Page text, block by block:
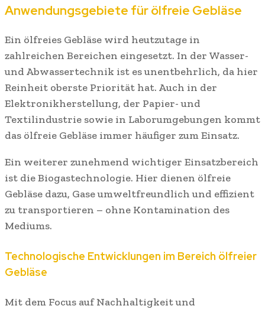
Anwendungsgebiete für ölfreie Gebläse
Ein ölfreies Gebläse wird heutzutage in
zahlreichen Bereichen eingesetzt. In der Wasser-
und Abwassertechnik ist es unentbehrlich, da hier
Reinheit oberste Priorität hat. Auch in der
Elektronikherstellung, der Papier- und
Textilindustrie sowie in Laborumgebungen kommt
das ölfreie Gebläse immer häufiger zum Einsatz.
Ein weiterer zunehmend wichtiger Einsatzbereich
ist die Biogastechnologie. Hier dienen ölfreie
Gebläse dazu, Gase umweltfreundlich und effizient
zu transportieren – ohne Kontamination des
Mediums.
Technologische Entwicklungen im Bereich ölfreier
Gebläse
Mit dem Focus auf Nachhaltigkeit und